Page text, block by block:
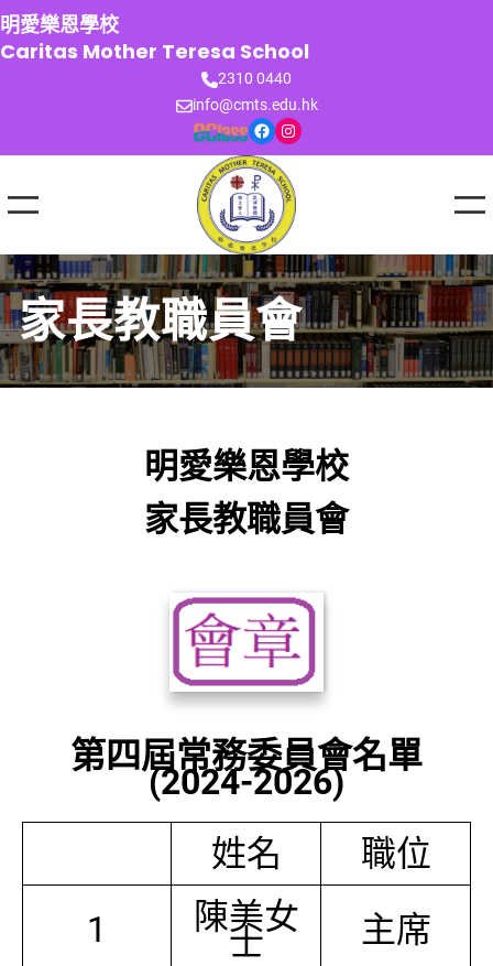
跳
至
主
明愛樂恩學校
Caritas Mother Teresa School
2310 0440
info@cmts.edu.hk
Facebook Instagram
家長教職員會
明愛樂恩學校
家長教職員會
第四屆常務委員會名單
(2024-2026)
姓名
職位
1
陳美女
士 主席